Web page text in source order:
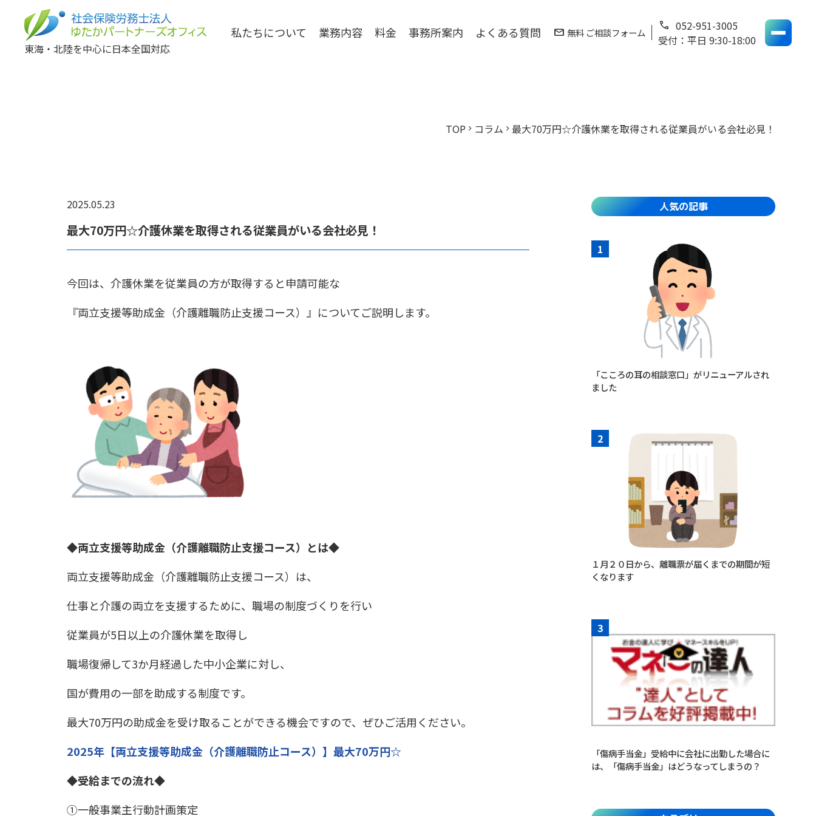
東海・北陸を中心に日本全国対応
私たちについて 業務内容 料金 事務所案内 よくある質問 mail 無料 ご相談フォーム
phone 052-951-3005
受付：平日 9:30-18:00
TOP chevron_right コラム chevron_right 最大70万円☆介護休業を取得される従業員がいる会社必見！
2025.05.23
最大70万円☆介護休業を取得される従業員がいる会社必見！
今回は、介護休業を従業員の方が取得すると申請可能な
『両立支援等助成金（介護離職防止支援コース）』についてご説明します。
◆両立支援等助成金（介護離職防止支援コース）とは◆
両立支援等助成金（介護離職防止支援コース）は、
仕事と介護の両立を支援するために、職場の制度づくりを行い
従業員が5日以上の介護休業を取得し
職場復帰して3か月経過した中小企業に対し、
国が費用の一部を助成する制度です。
最大70万円の助成金を受け取ることができる機会ですので、ぜひご活用ください。
2025年【両立支援等助成金（介護離職防止コース）】最大70万円☆
◆受給までの流れ◆
①一般事業主行動計画策定
人気の記事
1
「こころの耳の相談窓口」がリニューアルされ
ました
2
１月２０日から、離職票が届くまでの期間が短
くなります
3
「傷病手当金」受給中に会社に出勤した場合に
は、「傷病手当金」はどうなってしまうの？